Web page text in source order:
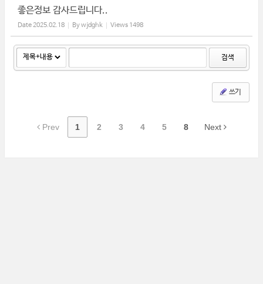
좋은정보 감사드립니다..
Date2025.02.18 Bywjdghk Views 1498
검색
쓰기
Prev 1 2 3 4 5 8 Next